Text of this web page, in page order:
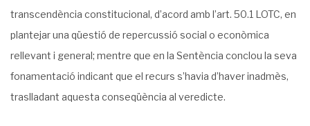
transcendència constitucional, d’acord amb l’art. 50.1 LOTC, en
plantejar una qüestió de repercussió social o econòmica
rellevant i general; mentre que en la Sentència conclou la seva
fonamentació indicant que el recurs s’havia d’haver inadmès,
traslladant aquesta conseqüència al veredicte.